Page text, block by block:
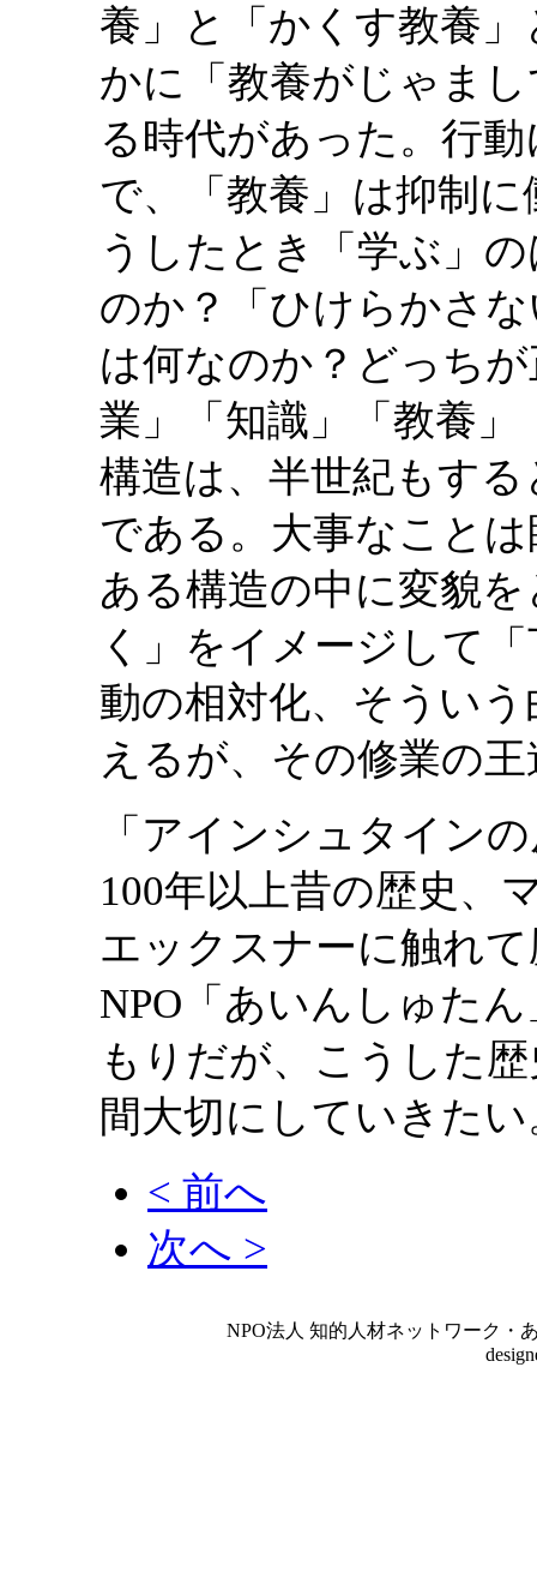
養」と「かくす教養
かに「教養がじゃま
る時代があった。行
で、「教養」は抑制
うしたとき「学ぶ」
のか？「ひけらかさ
は何なのか？どっち
業」「知識」「教養
構造は、半世紀もす
である。大事なこと
ある構造の中に変貌
く」をイメージして
動の相対化、そうい
えるが、その修業の
「アインシュタイン
100年以上昔の歴史、
エックスナーに触れ
NPO「あいんしゅた
もりだが、こうした
間大切にしていきたい
< 前へ
次へ >
NPO法人 知的人材ネットワーク・